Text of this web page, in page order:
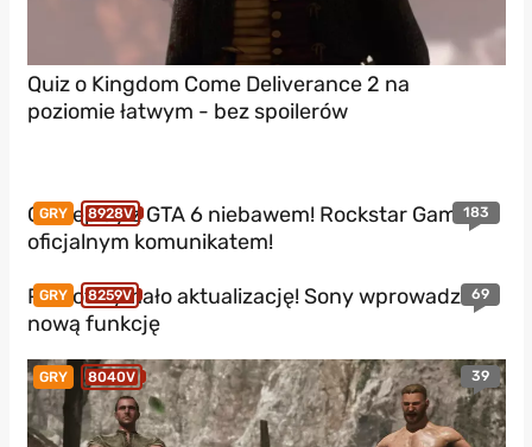
Quiz o Kingdom Come Deliverance 2 na
poziomie łatwym - bez spoilerów
GRY 8928V 183
Gameplay z GTA 6 niebawem! Rockstar Games z
oficjalnym komunikatem!
GRY 8259V 69
PS5 otrzymało aktualizację! Sony wprowadza
nową funkcję
GRY 8040V 39